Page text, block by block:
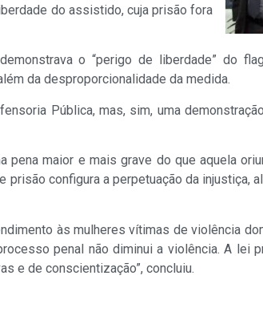
do assistido, cuja prisão fora
o “perigo de liberdade” do
da desproporcionalidade da medida.
Pública, mas, sim, uma
maior e mais grave do que aquela
configura a perpetuação da injustiça,
às mulheres vítimas de violência
penal não diminui a violência. A lei
e de conscientização”, concluiu.